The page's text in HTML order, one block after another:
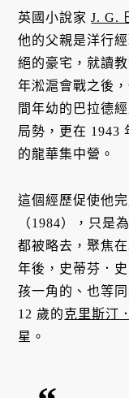
英國小說家J. G.
他的父親是洋行
絕的豪宅，就讀
年淞滬會戰之後
間年幼的巴拉德
局勢，更在 1943
的龍華集中營。
這個經歷促使他
（1984），只是
都被略去，聚焦
年後，史蒂芬．
孩一角的、也等
12 歲的克里斯汀
星。